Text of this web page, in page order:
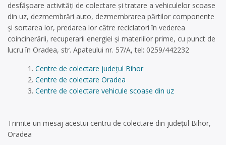
desfăşoare activităţi de colectare şi tratare a vehiculelor scoase
din uz, dezmembrări auto, dezmembrarea părtilor componente
și sortarea lor, predarea lor către reciclatori în vederea
coincinerării, recuperarii energiei și materiilor prime, cu punct de
lucru în Oradea, str. Apateului nr. 57/A, tel: 0259/442232
Centre de colectare județul Bihor
Centre de colectare Oradea
Centre de colectare vehicule scoase din uz
Trimite un mesaj acestui centru de colectare din județul Bihor,
Oradea